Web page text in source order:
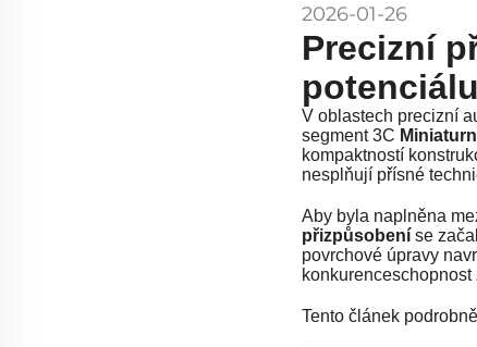
2026-01-26
Precizní
V oblastech precizní
segment 3C
kompaktností
nesplňují přísné
Aby byla naplněna
přizpůsobení se
povrchové úpravy
konkurenceschopnost
Tento článek